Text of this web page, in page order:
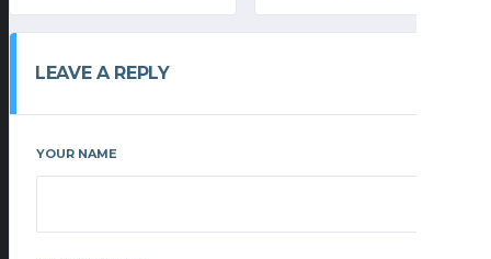
LEAVE A REPLY
YOUR NAME